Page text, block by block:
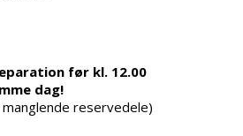
før kl. 12.00
dag!
reservedele)